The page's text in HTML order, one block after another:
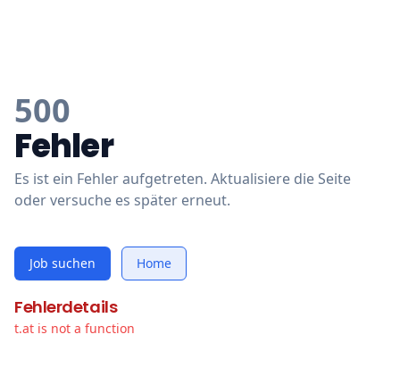
500
Fehler
Es ist ein Fehler aufgetreten. Aktualisiere die Seite
oder versuche es später erneut.
Job suchen Home
Fehlerdetails
t.at is not a function